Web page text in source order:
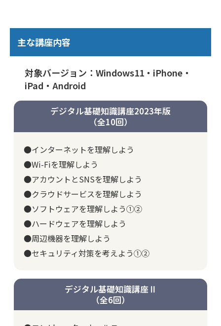
主な講座内容
対象バージョン：Windows11・iPhone・
iPad・Android
デジタル基礎知識講座2023年版
（全10回）
●インターネットを理解しよう
●Wi-Fiを理解しよう
●アカウントとSNSを理解しよう
●クラウドサービスを理解しよう
●ソフトウェアを理解しよう①②
●ハードウェアを理解しよう
●周辺機器を理解しよう
●セキュリティ対策を考えよう①②
デジタル基礎知識講座Ⅱ
（全6回）